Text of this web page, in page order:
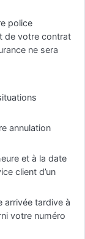
police
de votre contrat
ne sera
annulation
et à la date
client d’un
arrivée tardive à
votre numéro